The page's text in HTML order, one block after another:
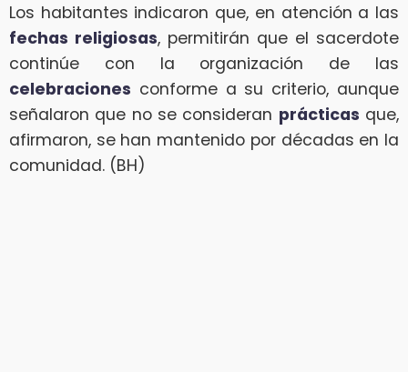
Los habitantes indicaron que, en atención a las
fechas religiosas, permitirán que el sacerdote
continúe con la organización de las
celebraciones conforme a su criterio, aunque
señalaron que no se consideran prácticas que,
afirmaron, se han mantenido por décadas en la
comunidad. (BH)